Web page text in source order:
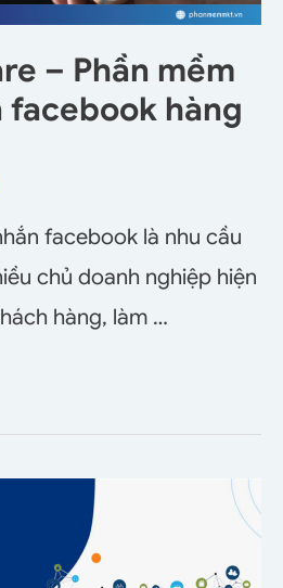
– Phần mềm
hàng
facebook là nhu cầu
chủ doanh nghiệp hiện
hàng, làm …